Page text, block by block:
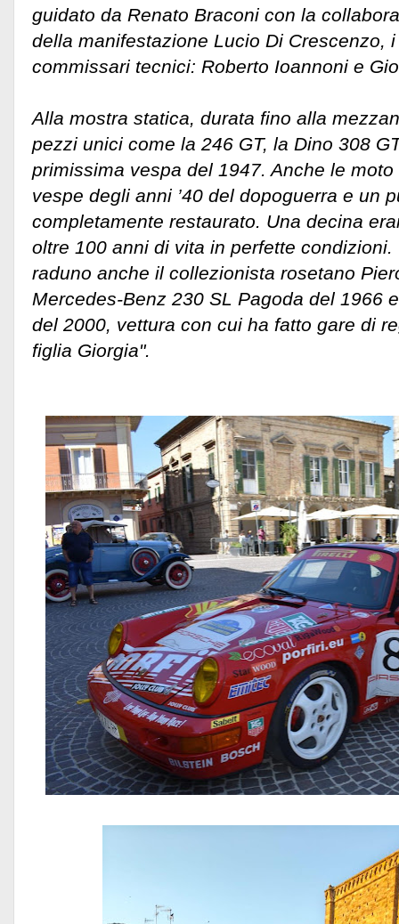
guidato da Renato Braconi con la
della manifestazione Lucio Di Crescenzo,
commissari tecnici: Roberto Ioannoni e
Alla mostra statica, durata fino alla
pezzi unici come la 246 GT, la Dino 308
primissima vespa del 1947. Anche le
vespe degli anni ’40 del dopoguerra e un
completamente restaurato. Una decina
oltre 100 anni di vita in perfette condizioni.
raduno anche il collezionista rosetano
Mercedes-Benz 230 SL Pagoda del 1966
del 2000, vettura con cui ha fatto gare di
figlia Giorgia".